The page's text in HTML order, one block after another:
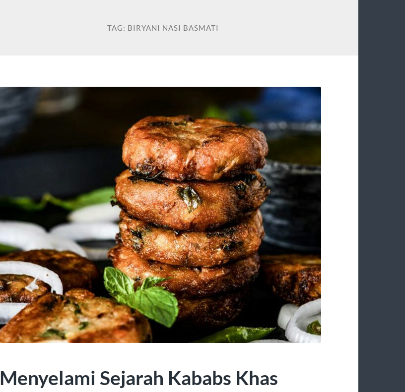
TAG: BIRYANI NASI BASMATI
Menyelami Sejarah Kababs Khas